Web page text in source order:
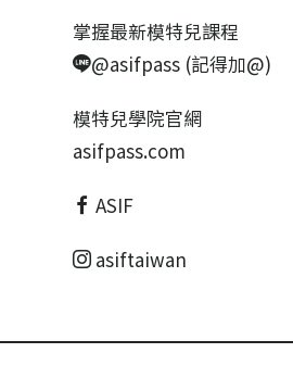
掌握最新模特兒課程
@asifpass (記得加@)
模特兒學院官網
asifpass.com
ASIF
asiftaiwan